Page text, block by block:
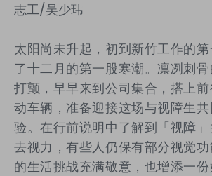
志工/吴少玮
太阳尚未升起，初到新竹工作的
了十二月的第一股寒潮。凛冽刺
打颤，早早来到公司集合，搭上
动车辆，准备迎接这场与视障生
验。在行前说明中了解到「视障
去视力，有些人仍保有部分视觉
的生活挑战充满敬意，也增添一